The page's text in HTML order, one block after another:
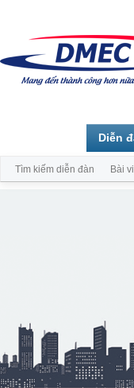
Diễn
Tìm kiếm diễn đàn Bài